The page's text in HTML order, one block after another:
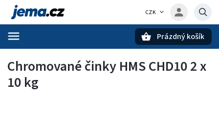
CZK
Prázdný košík
Chromované činky HMS CHD10 2 x
10 kg